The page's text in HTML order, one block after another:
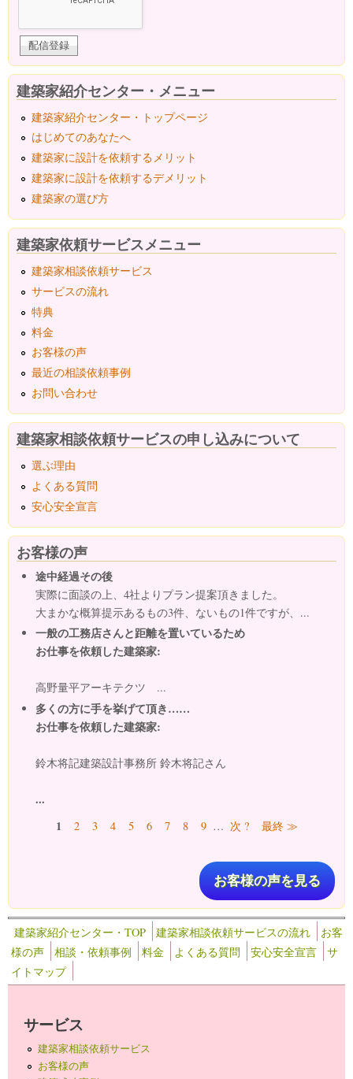
建築家紹介センター・メニュー
建築家紹介センター・トップページ
はじめてのあなたへ
建築家に設計を依頼するメリット
建築家に設計を依頼するデメリット
建築家の選び方
建築家依頼サービスメニュー
建築家相談依頼サービス
サービスの流れ
特典
料金
お客様の声
最近の相談依頼事例
お問い合わせ
建築家相談依頼サービスの申し込みについて
選ぶ理由
よくある質問
安心安全宣言
お客様の声
途中経過その後
実際に面談の上、4社よりプラン提案頂きました。
大まかな概算提示あるもの3件、ないもの1件ですが、...
一般の工務店さんと距離を置いているため
お仕事を依頼した建築家:
高野量平アーキテクツ ...
多くの方に手を挙げて頂き……
お仕事を依頼した建築家:
鈴木将記建築設計事務所 鈴木将記さん
...
ページ1 2 3 4 5 6 7 8 9 … 次 ? 最終 ≫
お客様の声を見る
建築家紹介センター・TOP 建築家相談依頼サービスの流れ
お客
様の声
相談・依頼事例 料金 よくある質問 安心安全宣言
サ
イトマップ
サービス
建築家相談依頼サービス
お客様の声